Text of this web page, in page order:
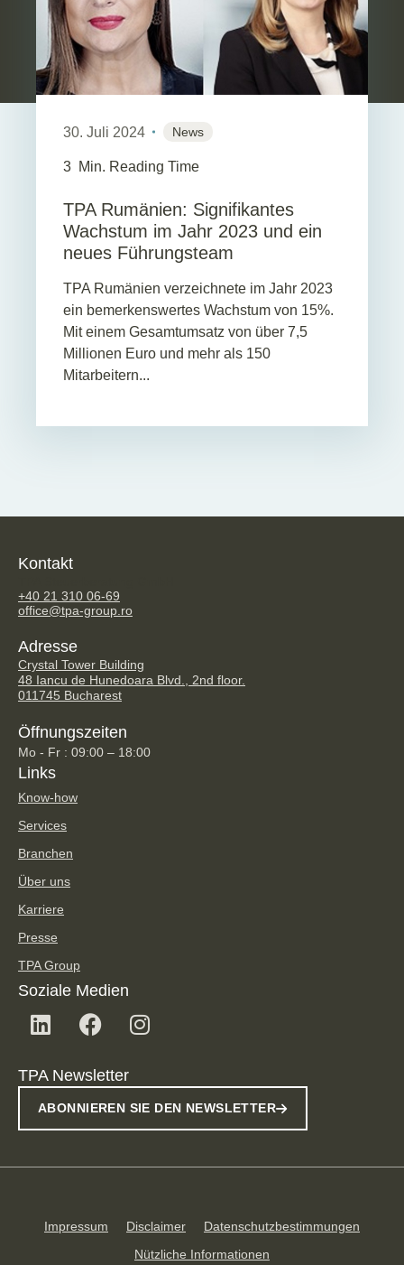
30. Juli 2024 News
3 Min. Reading Time
TPA Rumänien: Signifikantes
Wachstum im Jahr 2023 und ein
neues Führungsteam
TPA Rumänien verzeichnete im Jahr 2023
ein bemerkenswertes Wachstum von 15%.
Mit einem Gesamtumsatz von über 7,5
Millionen Euro und mehr als 150
Mitarbeitern...
Kontakt
+40 21 310 06-69
office@tpa-group.ro
Adresse
Crystal Tower Building
48 Iancu de Hunedoara Blvd., 2nd floor.
011745 Bucharest
Öffnungszeiten
Mo - Fr : 09:00 – 18:00
Links
Know-how
Services
Branchen
Über uns
Karriere
Presse
TPA Group
Soziale Medien
TPA Newsletter
ABONNIEREN SIE DEN NEWSLETTER
Impressum Disclaimer
Datenschutzbestimmungen
Nützliche Informationen